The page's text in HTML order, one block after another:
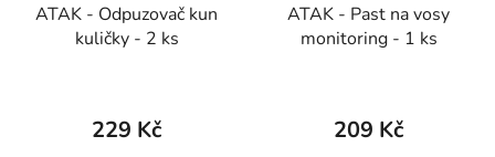
ATAK - Odpuzovač kun
kuličky - 2 ks
229 Kč
ATAK - Past na vosy
monitoring - 1 ks
209 Kč